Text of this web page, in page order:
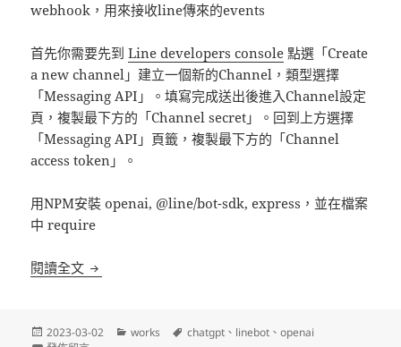
webhook，用來接收line傳來的events
首先你需要先到Line developers console 點選「Create
a new channel」建立一個新的Channel，類型選擇
「Messaging API」。填寫完成送出後進入Channel設定
頁，複製最下方的「Channel secret」。回到上方選擇
「Messaging API」頁籤，複製最下方的「Channel
access token」。
用NPM安裝 openai, @line/bot-sdk, express，並在檔案
中 require
閱讀全文 Line Bot 串接 OpenAI API
發
2023-03-02
分
works
標
chatgpt 、 linebot 、openai